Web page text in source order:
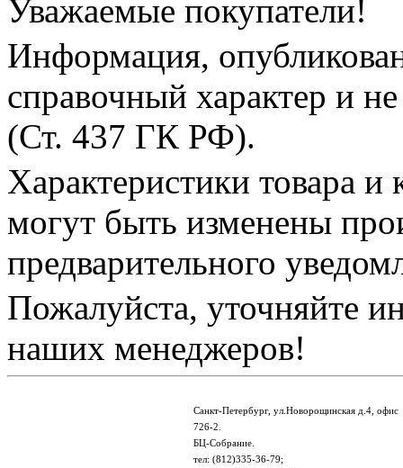
Уважаемые покупатели!
Информация,
справочный характер и
(Ст. 437 ГК РФ).
Характеристики товара и
могут быть изменены
предварительного
Пожалуйста, уточняйте
наших менеджеров!
Санкт-Петербург, ул.Новорощинская д.4, офис
726-2.
БЦ-Собрание.
тел: (812)335-36-79;